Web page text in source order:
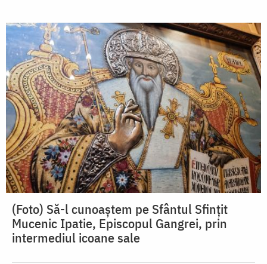
(Foto) Să-l cunoaștem pe Sfântul Sfințit
Mucenic Ipatie, Episcopul Gangrei, prin
intermediul icoane sale